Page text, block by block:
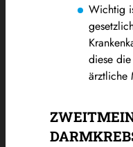
Wichtig
diese
ärztliche